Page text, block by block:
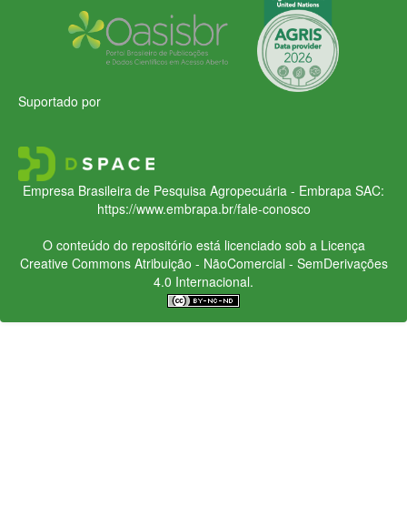
Suportado por
Empresa Brasileira de Pesquisa Agropecuária - Embrapa SAC:
https://www.embrapa.br/fale-conosco
O conteúdo do repositório está licenciado sob a Licença
Creative CommonsAtribuição - NãoComercial - SemDerivações
4.0 Internacional.